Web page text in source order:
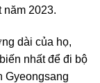
năm 2023.
dài của họ,
nhất để đi bộ
Gyeongsang